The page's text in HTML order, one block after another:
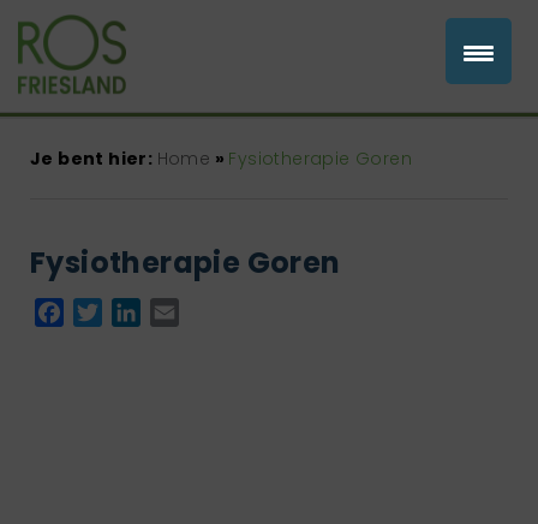
Je bent hier: Home » Fysiotherapie Goren
Fysiotherapie Goren
Facebook
TwitterLinkedIn